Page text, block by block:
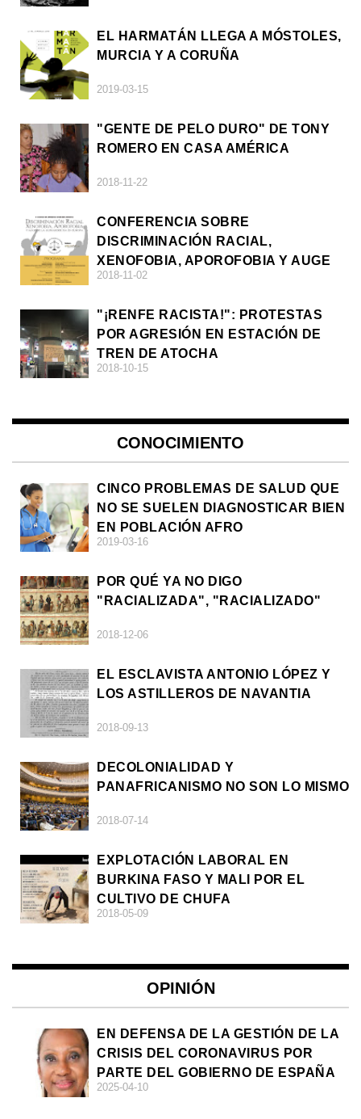
EL HARMATÁN LLEGA A MÓSTOLES,
MURCIA Y A CORUÑA
2019-03-15
"GENTE DE PELO DURO" DE TONY
ROMERO EN CASA AMÉRICA
2018-11-22
CONFERENCIA SOBRE
DISCRIMINACIÓN RACIAL,
XENOFOBIA, APOROFOBIA Y AUGE
DE LA ULTRADERECHA EN EUROPA
2018-11-02
"¡RENFE RACISTA!": PROTESTAS
POR AGRESIÓN EN ESTACIÓN DE
TREN DE ATOCHA
2018-10-15
CONOCIMIENTO
CINCO PROBLEMAS DE SALUD QUE
NO SE SUELEN DIAGNOSTICAR BIEN
EN POBLACIÓN AFRO
2019-03-16
POR QUÉ YA NO DIGO
"RACIALIZADA", "RACIALIZADO"
2018-12-06
EL ESCLAVISTA ANTONIO LÓPEZ Y
LOS ASTILLEROS DE NAVANTIA
2018-09-13
DECOLONIALIDAD Y
PANAFRICANISMO NO SON LO MISMO
2018-07-14
EXPLOTACIÓN LABORAL EN
BURKINA FASO Y MALI POR EL
CULTIVO DE CHUFA
2018-05-09
OPINIÓN
EN DEFENSA DE LA GESTIÓN DE LA
CRISIS DEL CORONAVIRUS POR
PARTE DEL GOBIERNO DE ESPAÑA
2025-04-10